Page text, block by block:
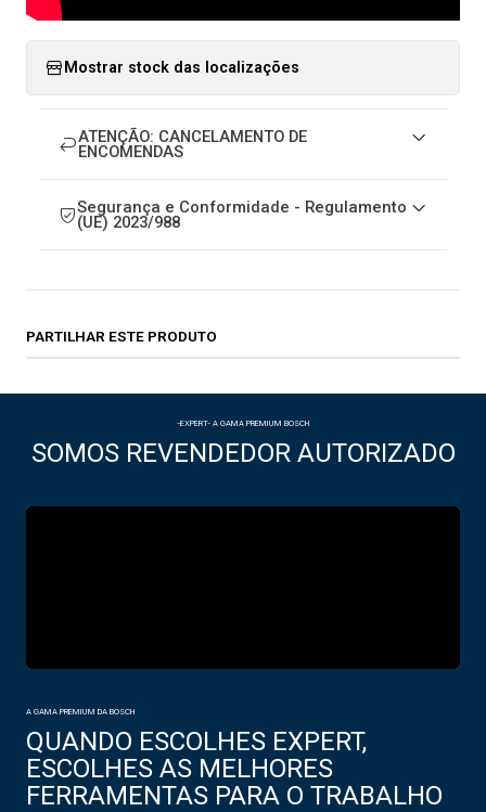
Mostrar stock das localizações
ATENÇÃO: CANCELAMENTO DE
ENCOMENDAS
Segurança e Conformidade - Regulamento
(UE) 2023/988
PARTILHAR ESTE PRODUTO
-EXPERT- A GAMA PREMIUM BOSCH
SOMOS REVENDEDOR AUTORIZADO
A GAMA PREMIUM DA BOSCH
QUANDO ESCOLHES EXPERT,
ESCOLHES AS MELHORES
FERRAMENTAS PARA O TRABALHO